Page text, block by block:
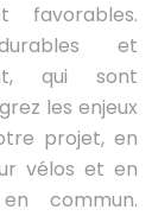
favorables.
et
qui sont
les enjeux
projet, en
vélos et en
commun.